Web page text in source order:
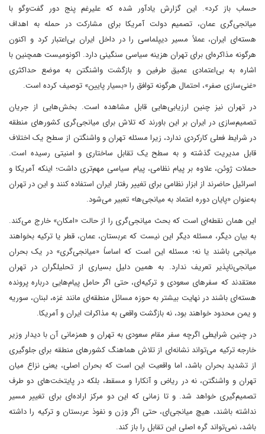
حساب باز کرد». این گزارش یادآور شده که علیرغم پنج دور گفت‌وگو با
میانجی‌گری عمان، تصمیم دولت آمریکا برای مشارکت در حمله به اهداف
هسته‌ای ایران، عملاً مسیر دیپلماسی را در داخل ایران بی‌اعتبار کرد و اکنون
هرگونه مذاکره‌ای برای تهران هزینه سیاسی سنگینی دارد. اکونومیست همچنین با
اشاره به بی‌اعتمادی عمیق طرفین و بازگشت واشنگتن به موضع حداکثری
«غنی‌سازی صفر»، احتمال هرگونه توافق را «بسیار پایین» توصیف کرده است.
در تهران نیز چنین ارزیابی‌هایی قابل مشاهده است. بخش‌هایی از جریان
تصمیم‌سازی در ایران بر این باورند که تلاش برای میانجی‌گری کشورهای منطقه
در شرایط فعلی کارکردی ندارد، زیرا مسئله تهران و واشنگتن از سطح یک اختلاف
قابل مدیریت گذشته و به سطح یک تقابل ساختاری و امنیتی رسیده است.
حملات ژوئن، علاوه بر پیام نظامی، پیام سیاسی مهم‌تری داشت؛ اینکه آمریکا و
اسرائیل حاضرند از ابزار نظامی برای تغییر رفتار ایران استفاده کنند و این در تهران
به‌عنوان «پایان دوره اعتماد به میانجی‌ها» تعبیر می‌شود.
این همان نقطه‌ای است که بحث میانجی‌گری را از حالت «امکان» خارج می‌کند.
به بیان دیگر، مسئله دیگر این نیست که عربستان، عمان، قطر یا ترکیه بخواهند
میانجی باشند یا نه؛ مسئله این است که اساساً «میانجی‌گری» در یک بحران
میانجی‌ناپذیر تعریف ندارد. به همین دلیل بسیاری از تحلیلگران در تهران
معتقدند که سفرهای سعودی و ترکیه‌ای، حتی اگر حامل پیام‌هایی درباره پرونده
هسته‌ای باشند در نهایت بیشتر به حوزه مسائل منطقه‌ای مانند غزه، لبنان، سوریه
و یمن محدود خواهند بود، نه بازگشت واقعی به مذاکرات ایران و آمریکا.
در چنین شرایطی اگرچه سفر مقام سعودی به تهران و همزمانی آن با دیدار وزیر
خارجه ترکیه می‌تواند نشانه‌ای از تلاش هماهنگ کشورهای منطقه برای جلوگیری
از تشدید بحران باشد، اما واقعیت این است که بحران اصلی، یعنی نزاع میان
تهران و واشنگتن، نه در ریاض و آنکارا و مسقط، بلکه در پایتخت‌های دو طرف
تصمیم‌گیری خواهد شد. و تا زمانی که این دو مرکز اراده‌ای برای تغییر مسیر
نداشته باشند، هیچ میانجی‌ای، حتی اگر وزن و نفوذ عربستان و ترکیه را داشته
باشد، نمی‌تواند گره اصلی این تقابل را باز کند.